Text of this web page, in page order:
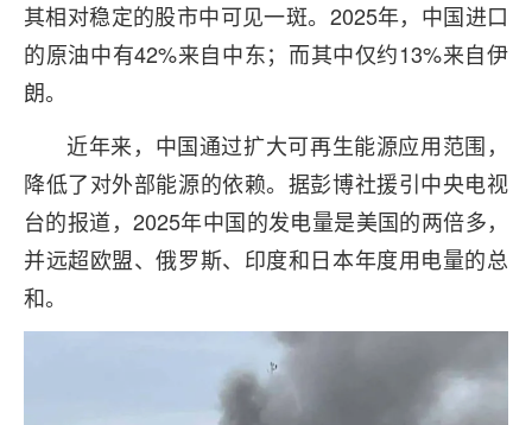
其相对稳定的股市中可见一斑。2025年，中国进口
的原油中有42%来自中东；而其中仅约13%来自伊
朗。
近年来，中国通过扩大可再生能源应用范围，
降低了对外部能源的依赖。据彭博社援引中央电视
台的报道，2025年中国的发电量是美国的两倍多，
并远超欧盟、俄罗斯、印度和日本年度用电量的总
和。